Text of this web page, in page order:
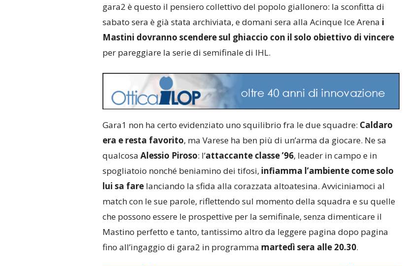
gara2 è questo il pensiero collettivo del popolo giallonero: la sconfitta di
sabato sera è già stata archiviata, e domani sera alla Acinque Ice Arena i
Mastini dovranno scendere sul ghiaccio con il solo obiettivo di vincere
per pareggiare la serie di semifinale di IHL.
Gara1 non ha certo evidenziato uno squilibrio fra le due squadre: Caldaro
era e resta favorito, ma Varese ha ben più di un’arma da giocare. Ne sa
qualcosa Alessio Piroso: l’attaccante classe ’96, leader in campo e in
spogliatoio nonché beniamino dei tifosi, infiamma l’ambiente come solo
lui sa farelanciando la sfida alla corazzata altoatesina. Avviciniamoci al
match con le sue parole, riflettendo sul momento della squadra e su quelle
che possono essere le prospettive per la semifinale, senza dimenticare il
Mastino perfetto e tanto, tantissimo altro da leggere pagina dopo pagina
fino all’ingaggio di gara2 in programma martedì sera alle 20.30.